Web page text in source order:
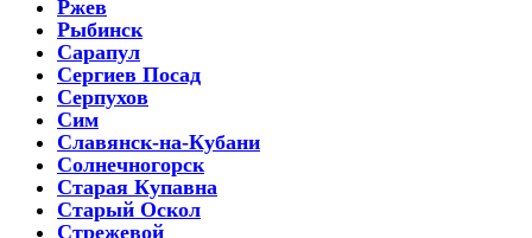
Ржев
Рыбинск
Сарапул
Сергиев Посад
Серпухов
Сим
Славянск-на-Кубани
Солнечногорск
Старая Купавна
Старый Оскол
Стрежевой